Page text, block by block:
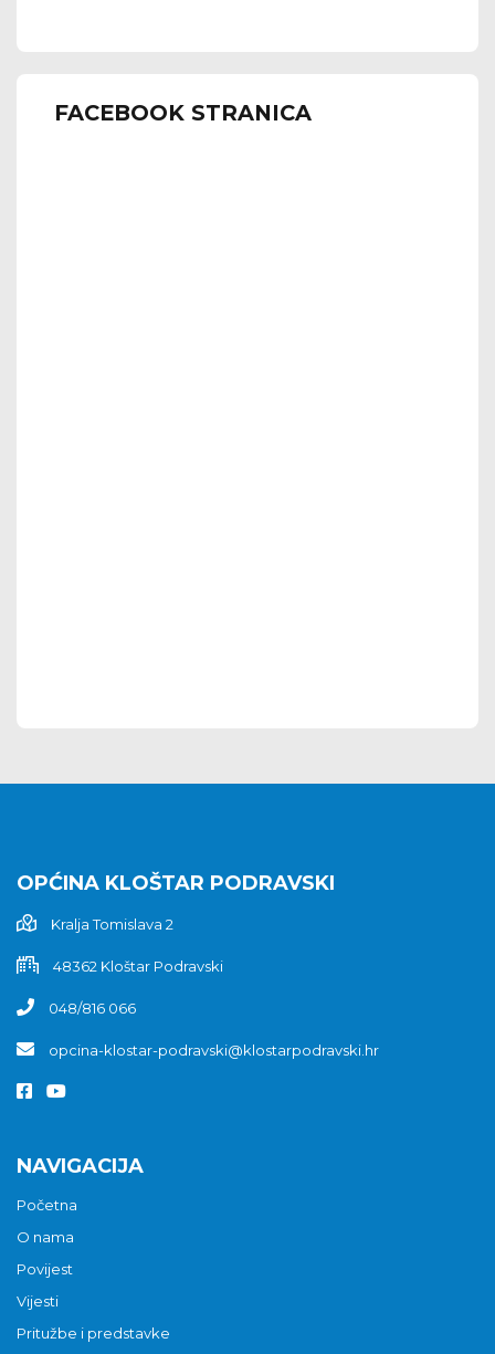
FACEBOOK STRANICA
OPĆINA KLOŠTAR PODRAVSKI
Kralja Tomislava 2
48362 Kloštar Podravski
048/816 066
opcina-klostar-podravski@klostarpodravski.hr
NAVIGACIJA
Početna
O nama
Povijest
Vijesti
Pritužbe i predstavke